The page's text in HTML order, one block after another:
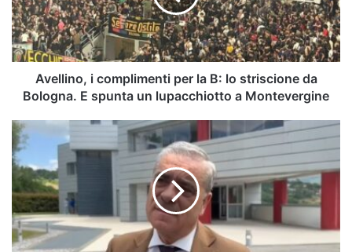
B:
lo
striscione
da
Bologna.
un
lupacchiotto
a
Montevergine
Avellino, i complimenti per la B: lo striscione da
Bologna. E spunta un lupacchiotto a Montevergine
Lavori
al
Partenio-
Lombardi,
D'Agostino:
"Abbiamo
la
soluzione,